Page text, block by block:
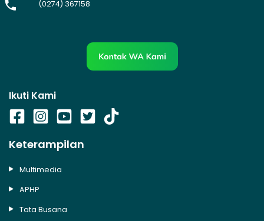
(0274) 367158
Ikuti Kami
Keterampilan
Multimedia
APHP
Tata Busana